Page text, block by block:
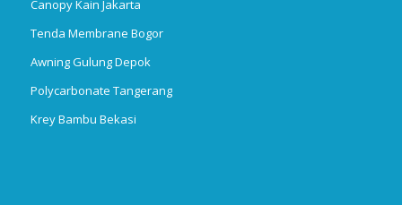
Canopy Kain Jakarta
Tenda Membrane Bogor
Awning Gulung Depok
Polycarbonate Tangerang
Krey Bambu Bekasi